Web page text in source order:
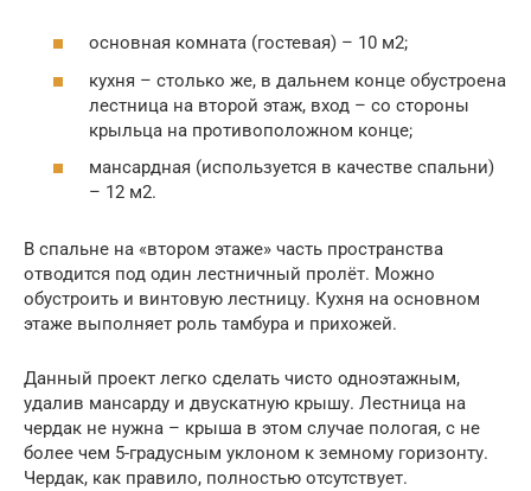
основная комната (гостевая) – 10 м2;
кухня – столько же, в дальнем конце обустроена
лестница на второй этаж, вход – со стороны
крыльца на противоположном конце;
мансардная (используется в качестве спальни)
– 12 м2.
В спальне на «втором этаже» часть пространства
отводится под один лестничный пролёт. Можно
обустроить и винтовую лестницу. Кухня на основном
этаже выполняет роль тамбура и прихожей.
Данный проект легко сделать чисто одноэтажным,
удалив мансарду и двускатную крышу. Лестница на
чердак не нужна – крыша в этом случае пологая, с не
более чем 5-градусным уклоном к земному горизонту.
Чердак, как правило, полностью отсутствует.